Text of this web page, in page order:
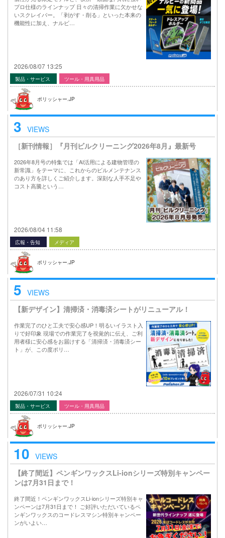
プロ仕様のラインナップ 日々の清掃作業に欠かせな
いスクレイパー。「剥がす・削る」といった本来の
機能性に加え、ナルビ…
2026/08/07 13:25
製品・サービス ツール・用具用品
ポリッシャー.JP
3 VIEWS
［新刊情報］『月刊ビルクリーニング2026年8月』最新号
2026年8月号の特集では「AI活用による建物管理の
新常識」をテーマに、これからのビルメンテナンス
のあり方を詳しくご紹介します。深刻な人手不足や
コスト高騰という…
2026/08/04 11:58
広報・告知 メディア
ポリッシャー.JP
5 VIEWS
【新デザイン】清掃済・消毒済シートがリニューアル！
作業完了のひと工夫で安心感UP！明るいイラスト入
りで好印象 現場での作業完了を視覚的に伝え、ご利
用者様に安心感をお届けする「清掃済・消毒済シー
ト」が、この度ポリ…
2026/07/31 10:24
製品・サービス ツール・用具用品
ポリッシャー.JP
10 VIEWS
【終了間近】ペンギンワックスLi-ionシリーズ特別キャンペー
ンは7月31日まで！
終了間近！ペンギンワックスLi-ionシリーズ特別キャ
ンペーンは7月31日まで！ ご好評いただいているペ
ンギンワックスのコードレスマシン特別キャンペー
ンがいよい…